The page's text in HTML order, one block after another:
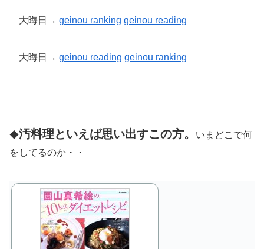
大晦日→ geinou ranking geinou reading
大晦日→ geinou reading geinou ranking
◆汚料理といえば思い出すこの方。
いまどこで何
をしてるのか・・